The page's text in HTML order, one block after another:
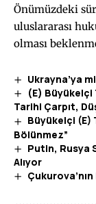
Önümüzdeki
uluslararası
olması
Ukrayna’ya
(E) Büyükelçi
Tarihi Çarpıt,
Büyükelçi (E)
Bölünmez”
Putin, Rusya
Alıyor